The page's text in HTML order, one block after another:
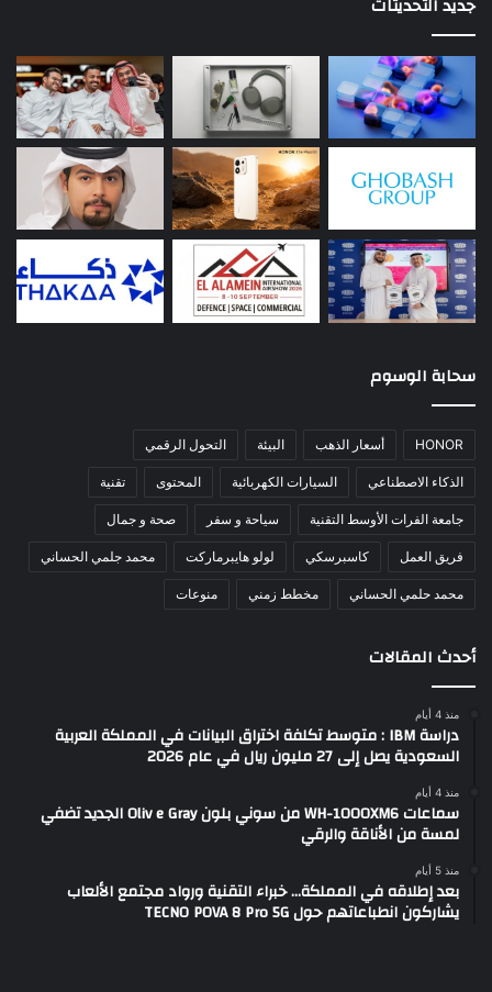
سحابة الوسوم
HONOR أسعار الذهب البيئة التحول الرقمي
الذكاء الاصطناعي السيارات الكهربائية المحتوى تقنية
جامعة الفرات الأوسط التقنية سياحة و سفر صحة و جمال
فريق العمل كاسبرسكي لولو هايبرماركت محمد جلمي الحساني
محمد حلمي الحساني مخطط زمني منوعات
أحدث المقالات
منذ 4 أيام
دراسة IBM : متوسط تكلفة اختراق البيانات في المملكة العربية
السعودية يصل إلى 27 مليون ريال في عام 2026
منذ 4 أيام
سماعات WH-1000XM6 من سوني بلون Oliv e Gray الجديد تضفي
لمسة من الأناقة والرقي
منذ 5 أيام
بعد إطلاقه في المملكة… خبراء التقنية ورواد مجتمع الألعاب
يشاركون انطباعاتهم حول TECNO POVA 8 Pro 5G